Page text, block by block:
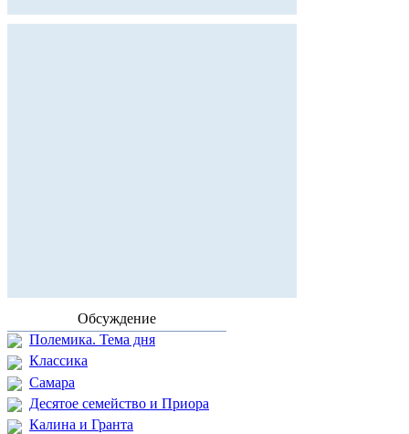
Обсуждение
Полемика. Тема дня
Классика
Самара
Десятое семейство и Приора
Калина и Гранта